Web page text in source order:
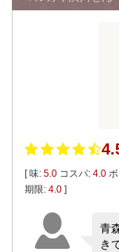
[ 味: 5.0 コスパ: 4.0
期限: 4.0 ]
青
き